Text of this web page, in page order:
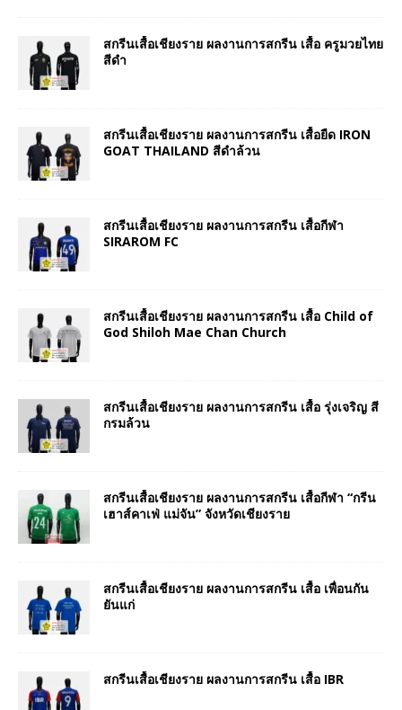
สกรีนเสื้อเชียงราย ผลงานการสกรีน เสื้อ ครูมวยไทย
สีดำ
สกรีนเสื้อเชียงราย ผลงานการสกรีน เสื้อยืด IRON
GOAT THAILAND สีดำล้วน
สกรีนเสื้อเชียงราย ผลงานการสกรีน เสื้อกีฬา
SIRAROM FC
สกรีนเสื้อเชียงราย ผลงานการสกรีน เสื้อ Child of
God Shiloh Mae Chan Church
สกรีนเสื้อเชียงราย ผลงานการสกรีน เสื้อ รุ่งเจริญ สี
กรมล้วน
สกรีนเสื้อเชียงราย ผลงานการสกรีน เสื้อกีฬา “กรีน
เฮาส์คาเฟ่ แม่จัน” จังหวัดเชียงราย
สกรีนเสื้อเชียงราย ผลงานการสกรีน เสื้อ เพื่อนกัน
ยันแก่
สกรีนเสื้อเชียงราย ผลงานการสกรีน เสื้อ IBR